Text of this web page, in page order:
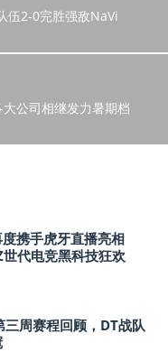
伍2-0完胜强敌NaVi
公司相继发力暑期档
携手虎牙直播亮相
代电竞黑科技狂欢
三周赛程回顾，DT战队